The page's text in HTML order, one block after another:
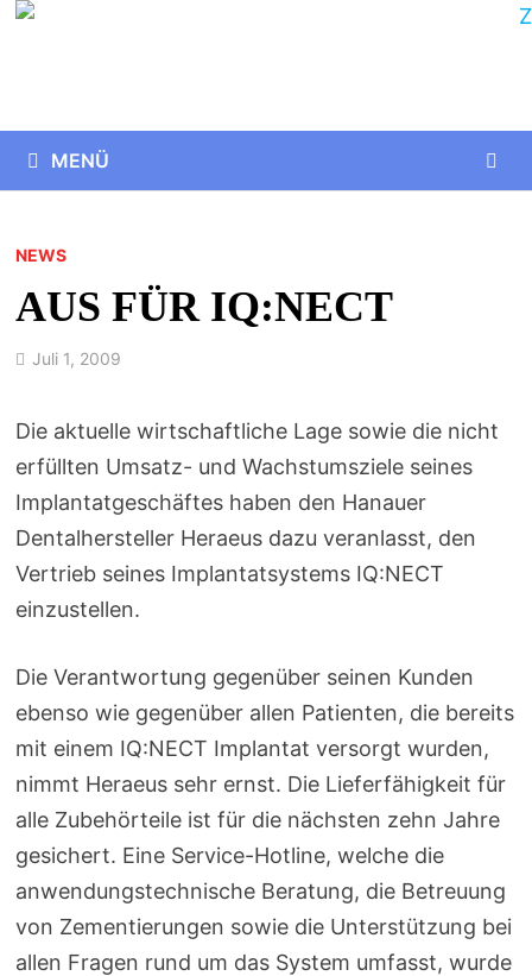
Zurück
MENÜ
NEWS
AUS FÜR IQ:NECT
Juli 1, 2009
Die aktuelle wirtschaftliche Lage sowie die nicht
erfüllten Umsatz- und Wachstumsziele seines
Implantatgeschäftes haben den Hanauer
Dentalhersteller Heraeus dazu veranlasst, den
Vertrieb seines Implantatsystems IQ:NECT
einzustellen.
Die Verantwortung gegenüber seinen Kunden
ebenso wie gegenüber allen Patienten, die bereits
mit einem IQ:NECT Implantat versorgt wurden,
nimmt Heraeus sehr ernst. Die Lieferfähigkeit für
alle Zubehörteile ist für die nächsten zehn Jahre
gesichert. Eine Service-Hotline, welche die
anwendungstechnische Beratung, die Betreuung
von Zementierungen sowie die Unterstützung bei
allen Fragen rund um das System umfasst, wurde